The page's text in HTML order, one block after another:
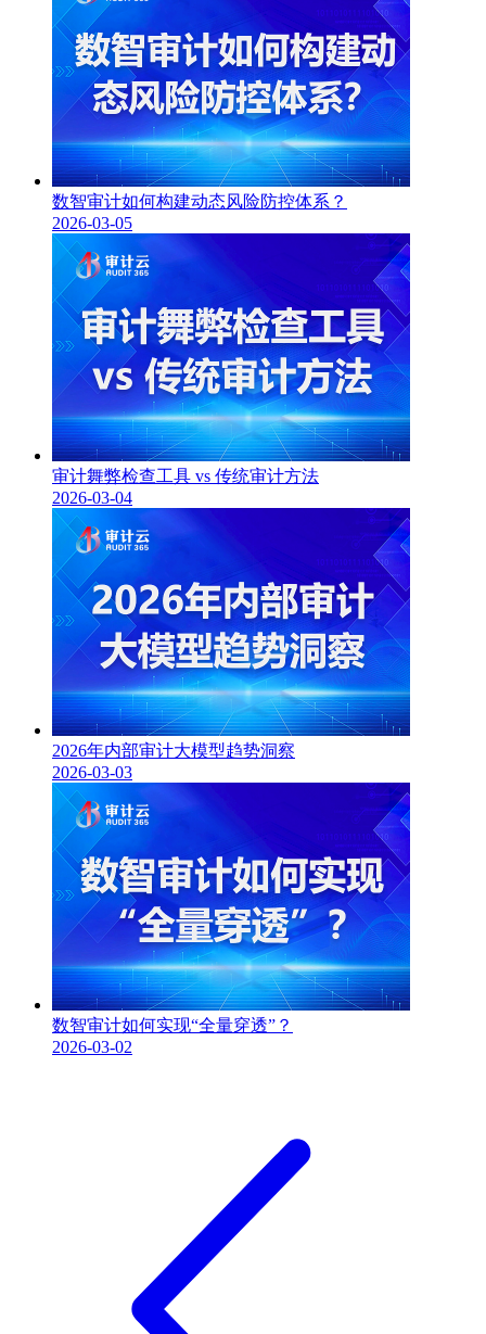
数智审计如何构建动态风险防控体系？
2026-03-05
审计舞弊检查工具 vs 传统审计方法
2026-03-04
2026年内部审计大模型趋势洞察
2026-03-03
数智审计如何实现“全量穿透”？
2026-03-02